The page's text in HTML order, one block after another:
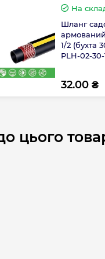
Plamix
умов експлуатації.
На
Шланг
1/2 (бухта
PLH-02-30-
32.00 ₴
цього